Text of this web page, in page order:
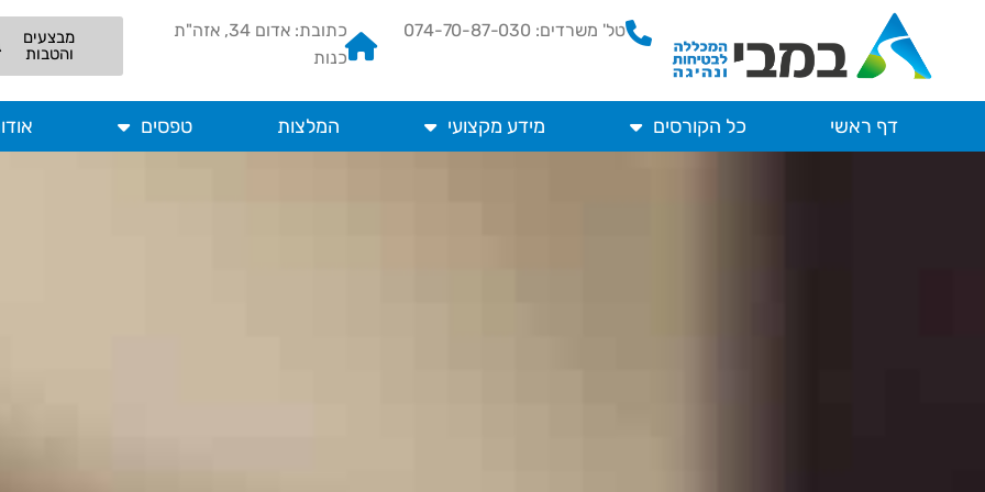
טל' משרדים: 074-70-87-030
כתובת: אדום 34, אזה"ת
כנות
מבצעים
והטבות
דף ראשי כל הקורסים מידע מקצועי המלצות טפסים